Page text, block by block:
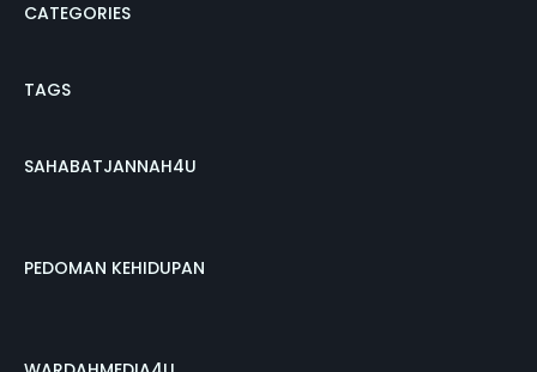
CATEGORIES
TAGS
SAHABATJANNAH4U
PEDOMAN KEHIDUPAN